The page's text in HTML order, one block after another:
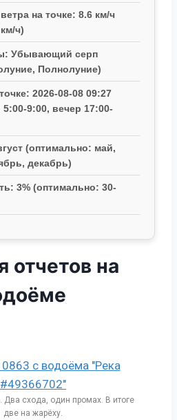
на точке: 8.6 км/ч
ч)
Убывающий серп
Полнолуние)
2026-08-08 09:27
9:00, вечер 17:00-
(оптимально: май,
декабрь)
3% (оптимально: 30-
отчетов на
с водоёма "Река
#49366702"
Два схода, один промах. В итоге
две на жарëху.